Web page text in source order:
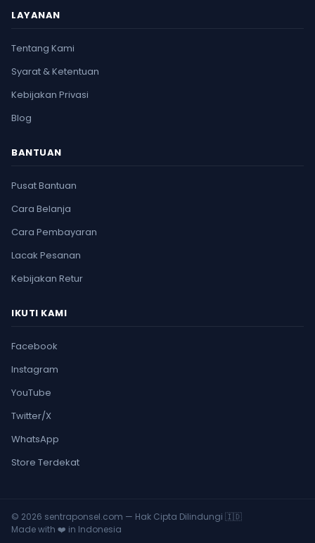
LAYANAN
Tentang Kami
Syarat & Ketentuan
Kebijakan Privasi
Blog
BANTUAN
Pusat Bantuan
Cara Belanja
Cara Pembayaran
Lacak Pesanan
Kebijakan Retur
IKUTI KAMI
Facebook
Instagram
YouTube
Twitter/X
WhatsApp
Store Terdekat
© 2026 sentraponsel.com — Hak Cipta Dilindungi 🇮🇩
Made with ❤️ in Indonesia